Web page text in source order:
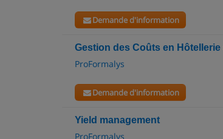
Demande d'information
Gestion des Coûts en
ProFormalys
Demande d'information
Yield management
ProFormalys